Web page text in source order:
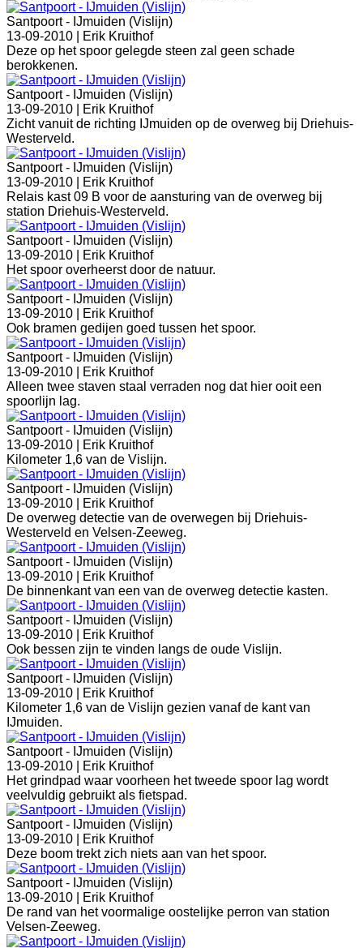
Santpoort - IJmuiden (Vislijn)
13-09-2010 |
Erik Kruithof
Deze op het spoor gelegde steen zal geen schade
berokkenen.
Santpoort - IJmuiden (Vislijn)
13-09-2010 |
Erik Kruithof
Zicht vanuit de richting IJmuiden op de overweg bij Driehuis-
Westerveld.
Santpoort - IJmuiden (Vislijn)
13-09-2010 |
Erik Kruithof
Relais kast 09 B voor de aansturing van de overweg bij
station Driehuis-Westerveld.
Santpoort - IJmuiden (Vislijn)
13-09-2010 |
Erik Kruithof
Het spoor overheerst door de natuur.
Santpoort - IJmuiden (Vislijn)
13-09-2010 |
Erik Kruithof
Ook bramen gedijen goed tussen het spoor.
Santpoort - IJmuiden (Vislijn)
13-09-2010 |
Erik Kruithof
Alleen twee staven staal verraden nog dat hier ooit een
spoorlijn lag.
Santpoort - IJmuiden (Vislijn)
13-09-2010 |
Erik Kruithof
Kilometer 1,6 van de Vislijn.
Santpoort - IJmuiden (Vislijn)
13-09-2010 |
Erik Kruithof
De overweg detectie van de overwegen bij Driehuis-
Westerveld en Velsen-Zeeweg.
Santpoort - IJmuiden (Vislijn)
13-09-2010 |
Erik Kruithof
De binnenkant van een van de overweg detectie kasten.
Santpoort - IJmuiden (Vislijn)
13-09-2010 |
Erik Kruithof
Ook bessen zijn te vinden langs de oude Vislijn.
Santpoort - IJmuiden (Vislijn)
13-09-2010 |
Erik Kruithof
Kilometer 1,6 van de Vislijn gezien vanaf de kant van
IJmuiden.
Santpoort - IJmuiden (Vislijn)
13-09-2010 |
Erik Kruithof
Het grindpad waar voorheen het tweede spoor lag wordt
veelvuldig gebruikt als fietspad.
Santpoort - IJmuiden (Vislijn)
13-09-2010 |
Erik Kruithof
Deze boom trekt zich niets aan van het spoor.
Santpoort - IJmuiden (Vislijn)
13-09-2010 |
Erik Kruithof
De rand van het voormalige oostelijke perron van station
Velsen-Zeeweg.